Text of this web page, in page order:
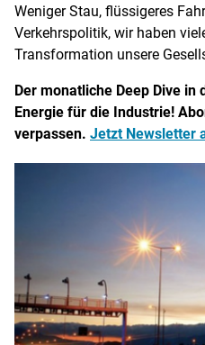
Weniger Stau, flüssigeres
Verkehrspolitik, wir haben
Transformation unsere
Der monatliche Deep Dive
Energie für die Industrie!
verpassen. Jetzt Newsletter